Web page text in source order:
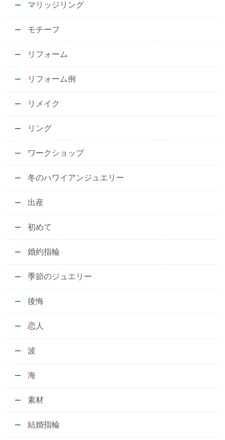
マリッジリング
モチーフ
リフォーム
リフォーム例
リメイク
リング
ワークショップ
冬のハワイアンジュエリー
出産
初めて
婚約指輪
季節のジュエリー
後悔
恋人
波
海
素材
結婚指輪